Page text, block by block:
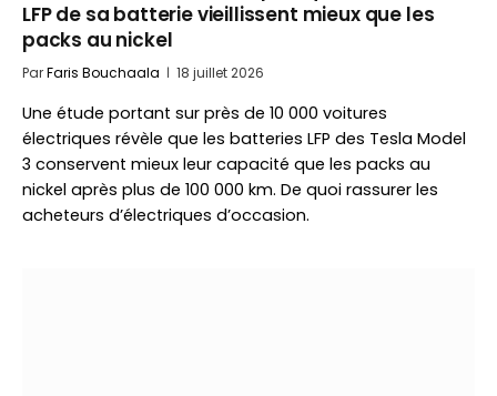
LFP de sa batterie vieillissent mieux que les
packs au nickel
ParFaris Bouchaala 18 juillet 2026
Une étude portant sur près de 10 000 voitures
électriques révèle que les batteries LFP des Tesla Model
3 conservent mieux leur capacité que les packs au
nickel après plus de 100 000 km. De quoi rassurer les
acheteurs d’électriques d’occasion.